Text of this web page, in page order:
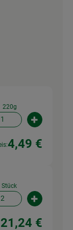
220g
verringern
4,49 €
Stück
verringern
€